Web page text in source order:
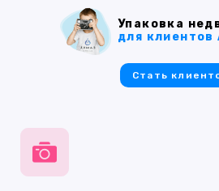
Упаковка
для клиентов
Стать